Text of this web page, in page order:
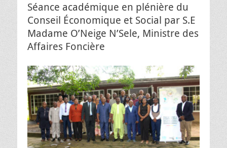
Séance académique en plénière du
Conseil Économique et Social par S.E
Madame O’Neige N’Sele, Ministre des
Affaires Foncière